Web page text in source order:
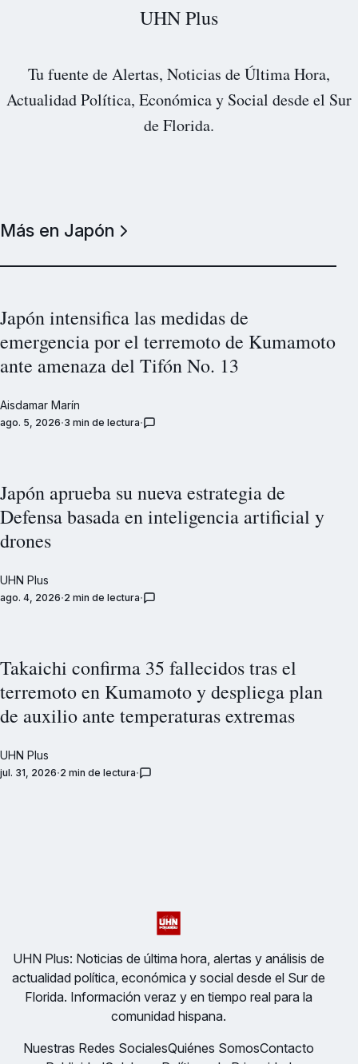
UHN Plus
Tu fuente de Alertas, Noticias de Última Hora,
Actualidad Política, Económica y Social desde el Sur
de Florida.
Más en Japón
Japón intensifica las medidas de
emergencia por el terremoto de Kumamoto
ante amenaza del Tifón No. 13
Aisdamar Marín
ago. 5, 2026 3 min de lectura
Japón aprueba su nueva estrategia de
Defensa basada en inteligencia artificial y
drones
UHN Plus
ago. 4, 2026 2 min de lectura
Takaichi confirma 35 fallecidos tras el
terremoto en Kumamoto y despliega plan
de auxilio ante temperaturas extremas
UHN Plus
jul. 31, 2026 2 min de lectura
UHN Plus: Noticias de última hora, alertas y análisis de
actualidad política, económica y social desde el Sur de
Florida. Información veraz y en tiempo real para la
comunidad hispana.
Nuestras Redes SocialesQuiénes SomosContacto